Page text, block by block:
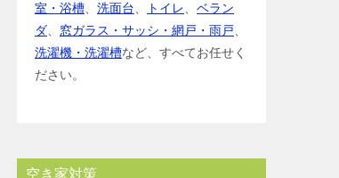
室・浴槽
洗面台 トイレ
ベラン
ダ
窓ガラス・サッシ・網戸・雨戸
洗濯機・洗濯槽など、すべてお任せく
ださい。
空き家対策